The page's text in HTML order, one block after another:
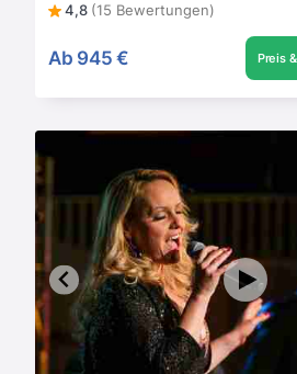
4,8 (15 Bewertungen)
Ab 945 € Preis